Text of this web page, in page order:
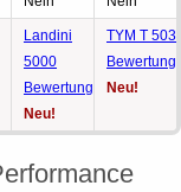
Landini
5000
Bewertung
Neu!
TYM T 503
Bewertung
Neu!